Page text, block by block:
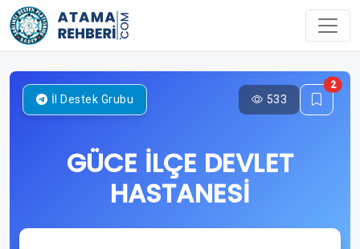
GÜCE İLÇE DEVLET
HASTANESİ
İl Destek Grubu 533
2